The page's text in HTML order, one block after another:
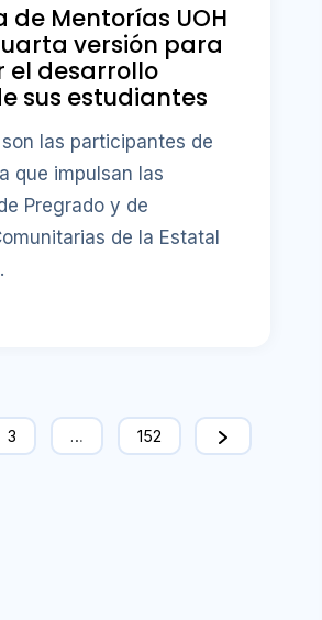
de Mentorías UOH
versión para
el desarrollo
sus estudiantes
las participantes de
que impulsan las
Pregrado y de
de la Estatal
3 … 152